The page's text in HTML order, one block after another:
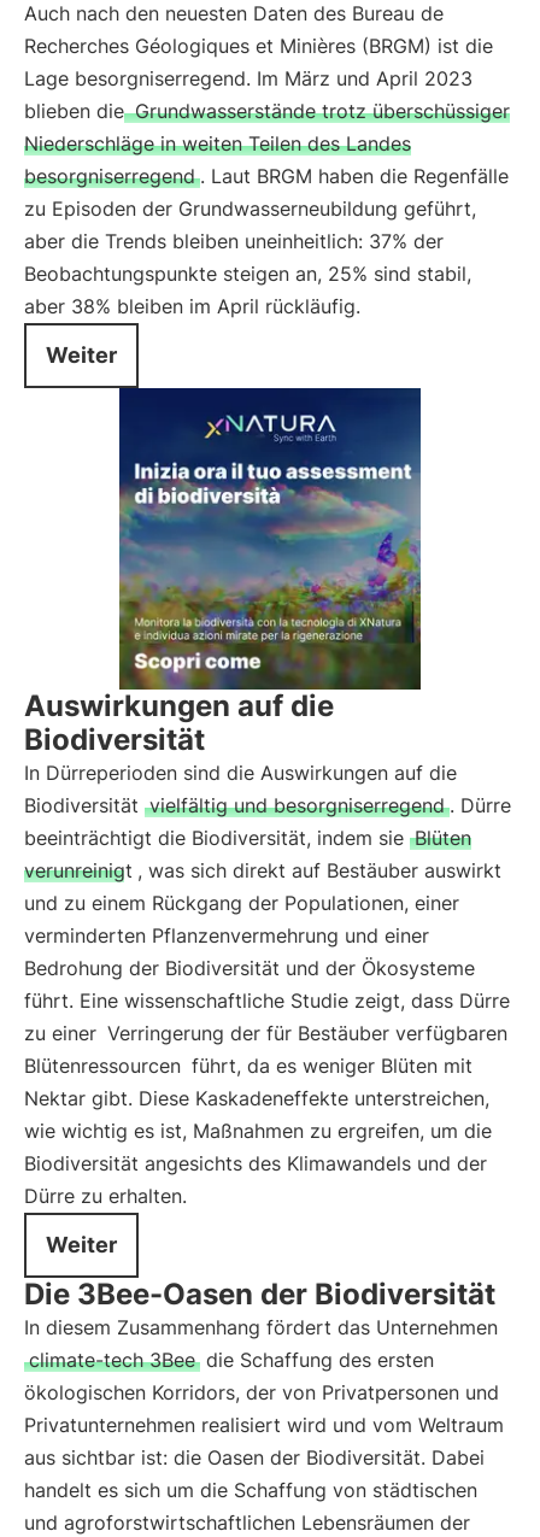
Auch nach den neuesten Daten des Bureau de
Recherches Géologiques et Minières (BRGM) ist die
Lage besorgniserregend. Im März und April 2023
blieben die Grundwasserstände trotz überschüssiger
Niederschläge in weiten Teilen des Landes
besorgniserregend . Laut BRGM haben die Regenfälle
zu Episoden der Grundwasserneubildung geführt,
aber die Trends bleiben uneinheitlich: 37% der
Beobachtungspunkte steigen an, 25% sind stabil,
aber 38% bleiben im April rückläufig.
Weiter
Auswirkungen auf die
Biodiversität
In Dürreperioden sind die Auswirkungen auf die
Biodiversität vielfältig und besorgniserregend . Dürre
beeinträchtigt die Biodiversität, indem sie Blüten
verunreinigt , was sich direkt auf Bestäuber auswirkt
und zu einem Rückgang der Populationen, einer
verminderten Pflanzenvermehrung und einer
Bedrohung der Biodiversität und der Ökosysteme
führt. Eine wissenschaftliche Studie zeigt, dass Dürre
zu einer Verringerung der für Bestäuber verfügbaren
Blütenressourcen führt, da es weniger Blüten mit
Nektar gibt. Diese Kaskadeneffekte unterstreichen,
wie wichtig es ist, Maßnahmen zu ergreifen, um die
Biodiversität angesichts des Klimawandels und der
Dürre zu erhalten.
Weiter
Die 3Bee-Oasen der Biodiversität
In diesem Zusammenhang fördert das Unternehmen
climate-tech 3Bee die Schaffung des ersten
ökologischen Korridors, der von Privatpersonen und
Privatunternehmen realisiert wird und vom Weltraum
aus sichtbar ist: die Oasen der Biodiversität. Dabei
handelt es sich um die Schaffung von städtischen
und agroforstwirtschaftlichen Lebensräumen der